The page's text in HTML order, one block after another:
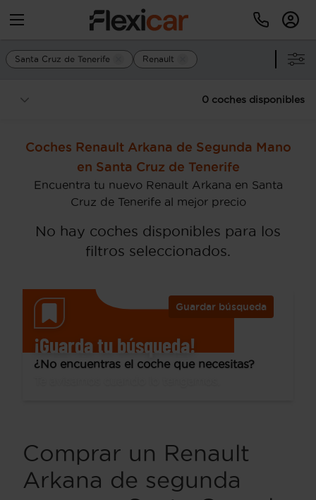
Santa Cruz de Tenerife Renault
0 coches disponibles
Coches Renault Arkana de Segunda Mano
en Santa Cruz de Tenerife
Encuentra tu nuevo Renault Arkana en Santa
Cruz de Tenerife al mejor precio
No hay coches disponibles para los
filtros seleccionados.
Guardar búsqueda
¡Guarda tu búsqueda!
¿No encuentras el coche que necesitas?
Comprar un Renault
Arkana de segunda